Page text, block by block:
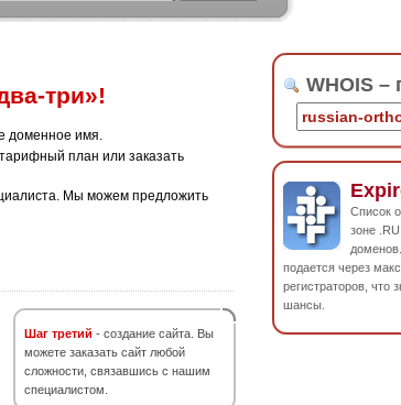
три»!
доменное имя.
план или заказать
Мы можем предложить
Шаг третий - создание сайта. Вы
можете заказать сайт любой
сложности, связавшись с нашим
специалистом.
WHOIS –
Список
зоне
подается через
регистраторов, что
шансы.